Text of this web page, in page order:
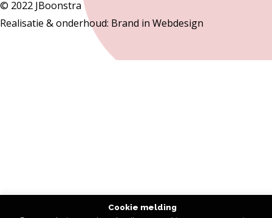
© 2022 JBoonstra
Realisatie & onderhoud: Brand in Webdesign
Cookie melding